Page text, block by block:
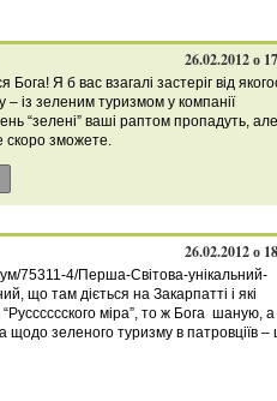
26.02.2012 о
Бога! Я б вас взагалі застеріг від
– із зеленим туризмом у компанії
“зелені” ваші раптом пропадуть,
скоро зможете.
26.02.2012 о
75311-4/Перша-Світова-унікальний-
що там діється на Закарпатті і які
“Русссссского міра”, то ж Бога шаную,
щодо зеленого туризму в патровціїв –